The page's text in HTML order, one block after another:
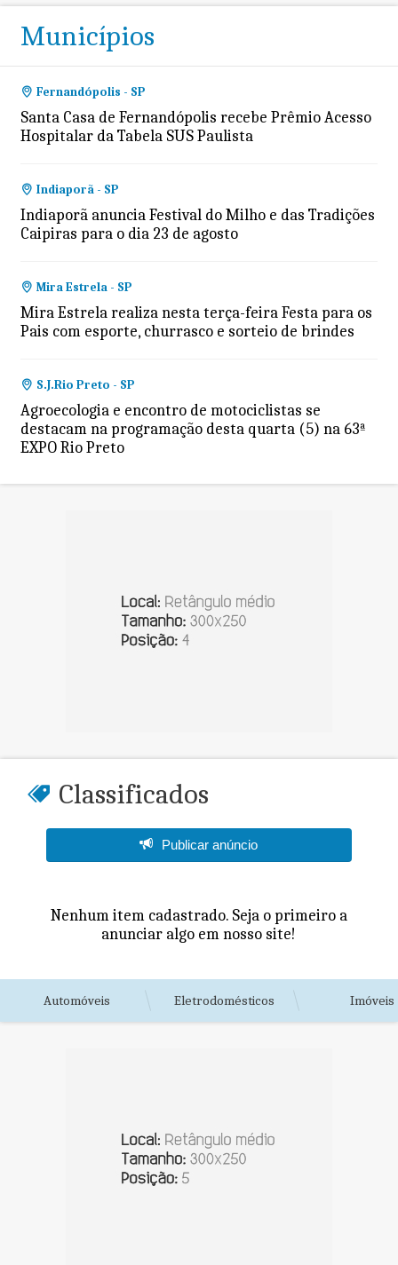
Municípios
Fernandópolis - SP
Santa Casa de Fernandópolis recebe Prêmio Acesso
Hospitalar da Tabela SUS Paulista
Indiaporã - SP
Indiaporã anuncia Festival do Milho e das Tradições
Caipiras para o dia 23 de agosto
Mira Estrela - SP
Mira Estrela realiza nesta terça-feira Festa para os
Pais com esporte, churrasco e sorteio de brindes
S.J.Rio Preto - SP
Agroecologia e encontro de motociclistas se
destacam na programação desta quarta (5) na 63ª
EXPO Rio Preto
Classificados
Publicar anúncio
Nenhum item cadastrado. Seja o primeiro a
anunciar algo em nosso site!
Automóveis Eletrodomésticos Imóveis